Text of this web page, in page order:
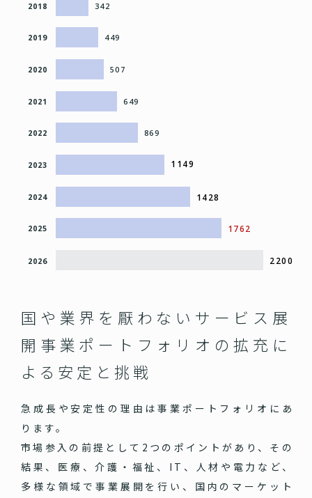
342
2018
449
2019
507
2020
649
2021
869
2022
1149
2023
1428
2024
1762
2025
2200
2026
国や業界を厭わないサービス展
開 事業ポートフォリオの拡充に
よる安定と挑戦
急成長や安定性の理由は事業ポートフォリオにあ
ります。
市場参入の前提として2つのポイントがあり、その
結果、医療、介護・福祉、IT、人材や電力など、
多様な領域で事業展開を行い、国内のマーケット